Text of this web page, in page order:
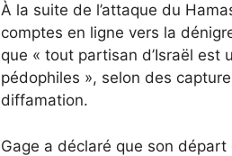
À la suite de l’attaque du
comptes en ligne vers la
que « tout partisan d’Israël est
pédophiles », selon des
diffamation.
Gage a déclaré que son